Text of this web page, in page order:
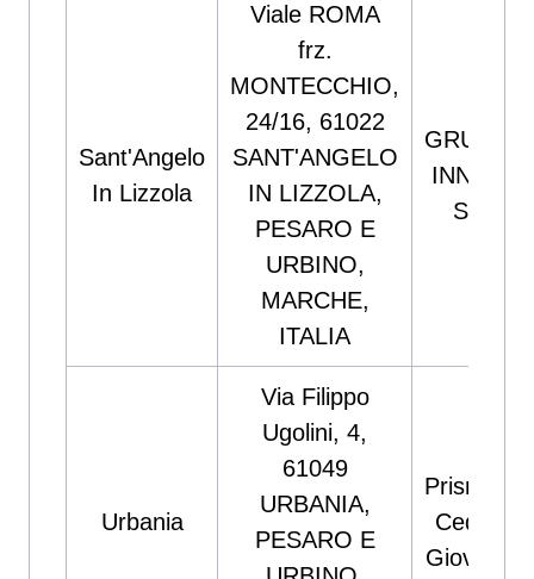
Sant'Angelo
In Lizzola
Viale ROMA
frz.
MONTECCHIO,
24/16, 61022
SANT'ANGELO
IN LIZZOLA,
PESARO E
URBINO,
MARCHE,
ITALIA
GRUPPO
INNOVA
SRL
Urbania
Via Filippo
Ugolini, 4,
61049
URBANIA,
PESARO E
Prisma Di
Cedrani
Giovanna